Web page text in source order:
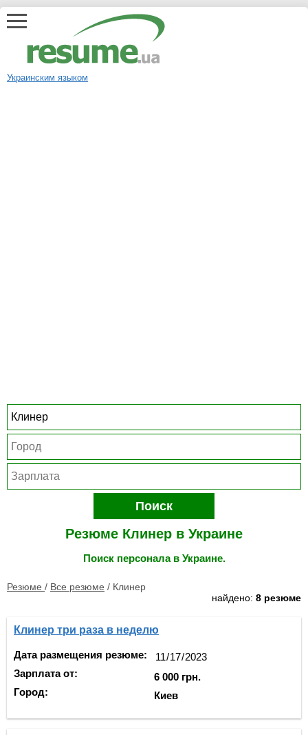
Украинским языком
Поиск
Резюме Клинер в Украине
Поиск персонала в Украине.
Резюме / Все резюме / Клинер
найдено: 8 резюме
Клинер три раза в неделю
Дата размещения резюме:
Зарплата от:
Город:
6 000 грн.
Киев